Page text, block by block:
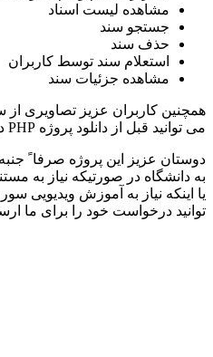
مشاهده لیست اسناد
جستجو سند
حذف سند
استعلام سند توسط کاربران
مشاهده جزئیات سند
همچنین کاربران عزیز تصاویری
می توانید قبل از دانلود پروژه PHP دمویی از آنرا مشاهده نمایید.
دوستان عزیز این پروژه صرفا
به دانشگاه در صورتیکه نیاز به
توانید درخواست خود را برای ما